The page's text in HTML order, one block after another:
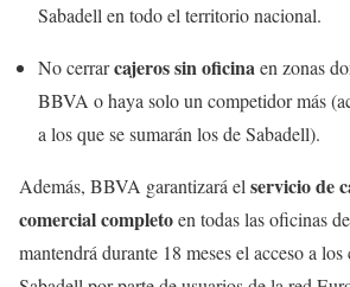
Sabadell en todo el territorio nacional.
No cerrarcajeros sin oficinaen zonas
BBVA o haya solo un competidor más
a los que se sumarán los de Sabadell).
Además, BBVA garantizará el servicio de
comercial completoen todas las oficinas
mantendrá durante 18 meses el acceso a